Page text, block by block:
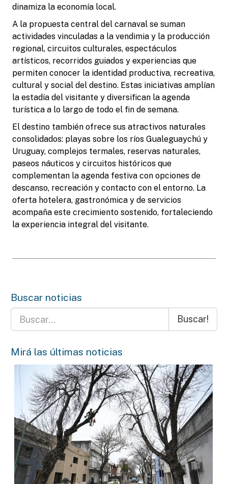
dinamiza la economía local.
A la propuesta central del carnaval se suman
actividades vinculadas a la vendimia y la producción
regional, circuitos culturales, espectáculos
artísticos, recorridos guiados y experiencias que
permiten conocer la identidad productiva, recreativa,
cultural y social del destino. Estas iniciativas amplían
la estadía del visitante y diversifican la agenda
turística a lo largo de todo el fin de semana.
El destino también ofrece sus atractivos naturales
consolidados: playas sobre los ríos Gualeguaychú y
Uruguay, complejos termales, reservas naturales,
paseos náuticos y circuitos históricos que
complementan la agenda festiva con opciones de
descanso, recreación y contacto con el entorno. La
oferta hotelera, gastronómica y de servicios
acompaña este crecimiento sostenido, fortaleciendo
la experiencia integral del visitante.
Buscar noticias
Buscar!
Mirá las últimas noticias